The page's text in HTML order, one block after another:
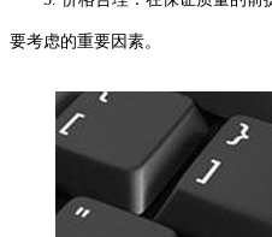
要考虑的重要因素。